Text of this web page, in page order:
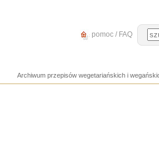
pomoc / FAQ
Archiwum przepisów wegetariańskich i